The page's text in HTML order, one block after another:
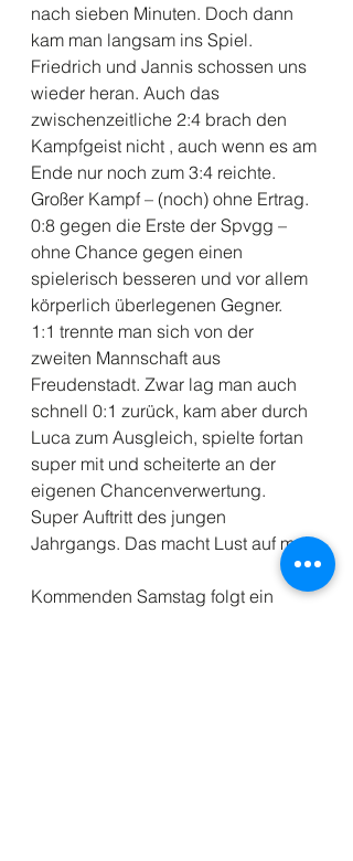
nach sieben Minuten. Doch dann
kam man langsam ins Spiel.
Friedrich und Jannis schossen uns
wieder heran. Auch das
zwischenzeitliche 2:4 brach den
Kampfgeist nicht , auch wenn es am
Ende nur noch zum 3:4 reichte.
Großer Kampf – (noch) ohne Ertrag.
0:8 gegen die Erste der Spvgg –
ohne Chance gegen einen
spielerisch besseren und vor allem
körperlich überlegenen Gegner.
1:1 trennte man sich von der
zweiten Mannschaft aus
Freudenstadt. Zwar lag man auch
schnell 0:1 zurück, kam aber durch
Luca zum Ausgleich, spielte fortan
super mit und scheiterte an der
eigenen Chancenverwertung.
Super Auftritt des jungen
Jahrgangs. Das macht Lust auf mehr.
Kommenden Samstag folgt ein